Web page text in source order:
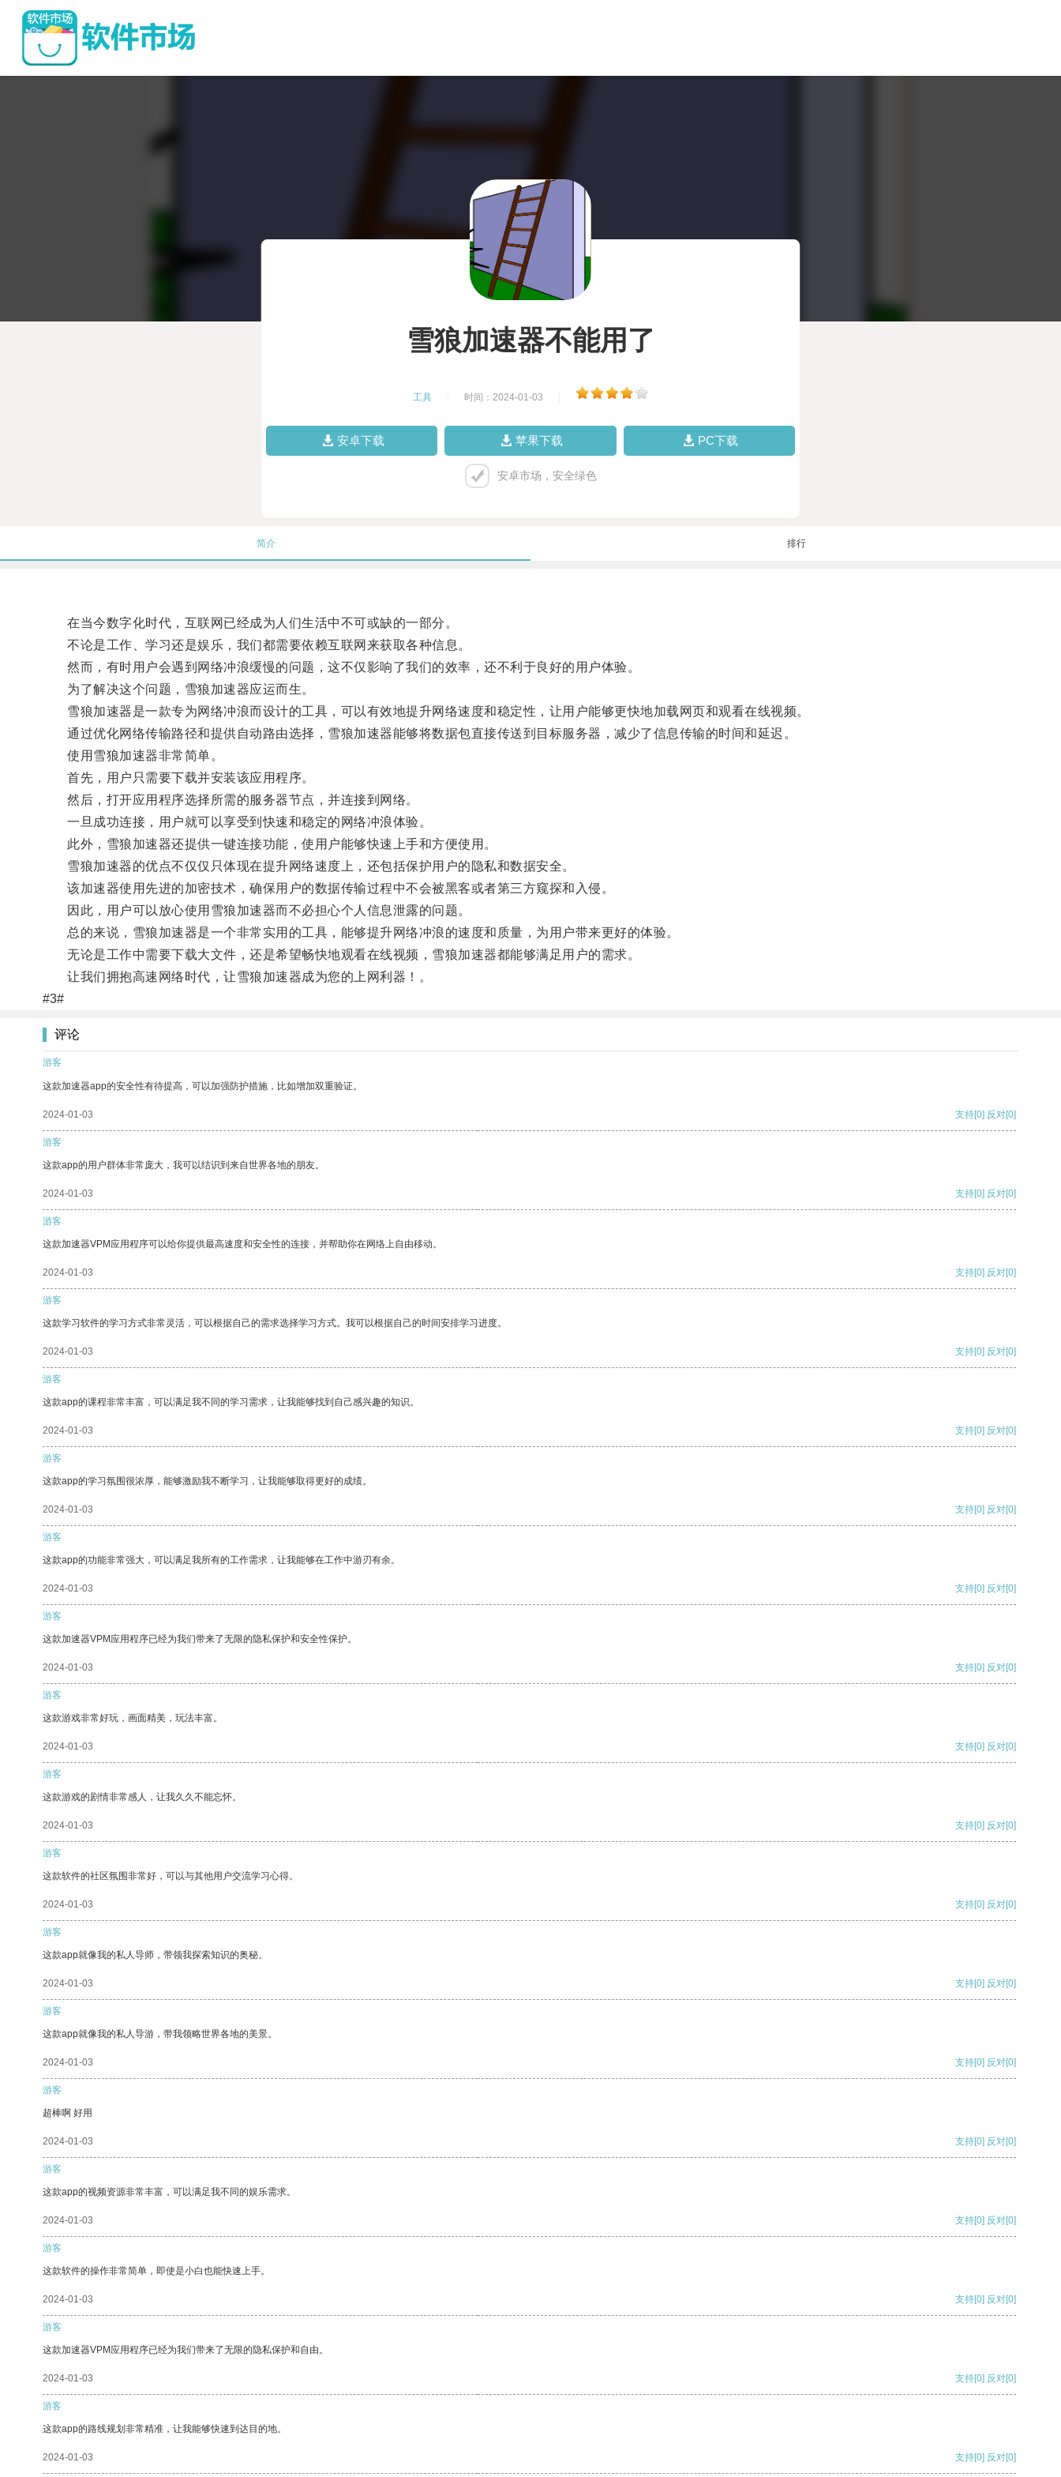
雪狼加速器不能用了
工具 时间：2024-01-03
安卓下载 苹果下载 PC下载
安卓市场，安全绿色
简介 排行
在当今数字化时代，互联网已经成为人们生活中不可或缺的一部分。
不论是工作、学习还是娱乐，我们都需要依赖互联网来获取各种信息。
然而，有时用户会遇到网络冲浪缓慢的问题，这不仅影响了我们的效率，还不利于良好的用户体验。
为了解决这个问题，雪狼加速器应运而生。
雪狼加速器是一款专为网络冲浪而设计的工具，可以有效地提升网络速度和稳定性，让用户能够更快地加载网页和观看在线视频。
通过优化网络传输路径和提供自动路由选择，雪狼加速器能够将数据包直接传送到目标服务器，减少了信息传输的时间和延迟。
使用雪狼加速器非常简单。
首先，用户只需要下载并安装该应用程序。
然后，打开应用程序选择所需的服务器节点，并连接到网络。
一旦成功连接，用户就可以享受到快速和稳定的网络冲浪体验。
此外，雪狼加速器还提供一键连接功能，使用户能够快速上手和方便使用。
雪狼加速器的优点不仅仅只体现在提升网络速度上，还包括保护用户的隐私和数据安全。
该加速器使用先进的加密技术，确保用户的数据传输过程中不会被黑客或者第三方窥探和入侵。
因此，用户可以放心使用雪狼加速器而不必担心个人信息泄露的问题。
总的来说，雪狼加速器是一个非常实用的工具，能够提升网络冲浪的速度和质量，为用户带来更好的体验。
无论是工作中需要下载大文件，还是希望畅快地观看在线视频，雪狼加速器都能够满足用户的需求。
让我们拥抱高速网络时代，让雪狼加速器成为您的上网利器！。
#3#
评论
游客
这款加速器app的安全性有待提高，可以加强防护措施，比如增加双重验证。
2024-01-03 支持[0] 反对[0]
游客
这款app的用户群体非常庞大，我可以结识到来自世界各地的朋友。
2024-01-03 支持[0] 反对[0]
游客
这款加速器VPM应用程序可以给你提供最高速度和安全性的连接，并帮助你在网络上自由移动。
2024-01-03 支持[0] 反对[0]
游客
这款学习软件的学习方式非常灵活，可以根据自己的需求选择学习方式。我可以根据自己的时间安排学习进度。
2024-01-03 支持[0] 反对[0]
游客
这款app的课程非常丰富，可以满足我不同的学习需求，让我能够找到自己感兴趣的知识。
2024-01-03 支持[0] 反对[0]
游客
这款app的学习氛围很浓厚，能够激励我不断学习，让我能够取得更好的成绩。
2024-01-03 支持[0] 反对[0]
游客
这款app的功能非常强大，可以满足我所有的工作需求，让我能够在工作中游刃有余。
2024-01-03 支持[0] 反对[0]
游客
这款加速器VPM应用程序已经为我们带来了无限的隐私保护和安全性保护。
2024-01-03 支持[0] 反对[0]
游客
这款游戏非常好玩，画面精美，玩法丰富。
2024-01-03 支持[0] 反对[0]
游客
这款游戏的剧情非常感人，让我久久不能忘怀。
2024-01-03 支持[0] 反对[0]
游客
这款软件的社区氛围非常好，可以与其他用户交流学习心得。
2024-01-03 支持[0] 反对[0]
游客
这款app就像我的私人导师，带领我探索知识的奥秘。
2024-01-03 支持[0] 反对[0]
游客
这款app就像我的私人导游，带我领略世界各地的美景。
2024-01-03 支持[0] 反对[0]
游客
超棒啊 好用
2024-01-03 支持[0] 反对[0]
游客
这款app的视频资源非常丰富，可以满足我不同的娱乐需求。
2024-01-03 支持[0] 反对[0]
游客
这款软件的操作非常简单，即使是小白也能快速上手。
2024-01-03 支持[0] 反对[0]
游客
这款加速器VPM应用程序已经为我们带来了无限的隐私保护和自由。
2024-01-03 支持[0] 反对[0]
游客
这款app的路线规划非常精准，让我能够快速到达目的地。
2024-01-03 支持[0] 反对[0]